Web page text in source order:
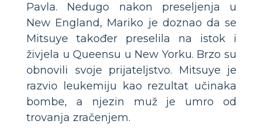
Pavla. Nedugo nakon preseljenja u
New England, Mariko je doznao da se
Mitsuye također preselila na istok i
živjela u Queensu u New Yorku. Brzo su
obnovili svoje prijateljstvo. Mitsuye je
razvio leukemiju kao rezultat učinaka
bombe, a njezin muž je umro od
trovanja zračenjem.